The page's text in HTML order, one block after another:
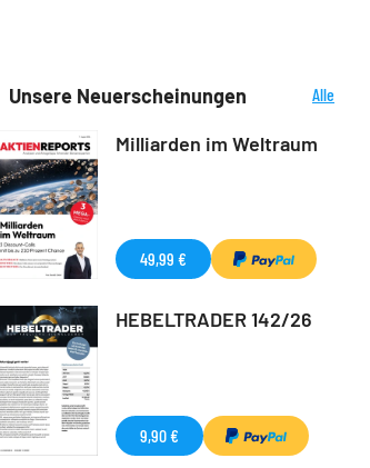
Unsere Neuerscheinungen
Alle
Milliarden im Weltraum
49,99 €
HEBELTRADER 142/26
9,90 €